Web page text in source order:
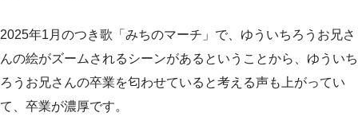
2025年1月のつき歌「みちのマーチ」で、ゆういちろうお兄さ
んの絵がズームされるシーンがあるということから、ゆういち
ろうお兄さんの卒業を匂わせていると考える声も上がってい
て、卒業が濃厚です。